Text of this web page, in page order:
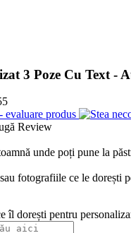
3 Poze Cu Text -
Review
unde poți pune la
fotografiile ce le dorești
îl dorești pentru